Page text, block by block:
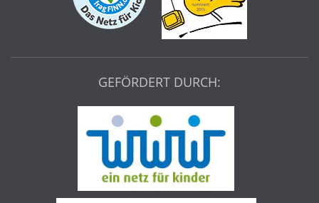
GEFÖRDERT DURCH: